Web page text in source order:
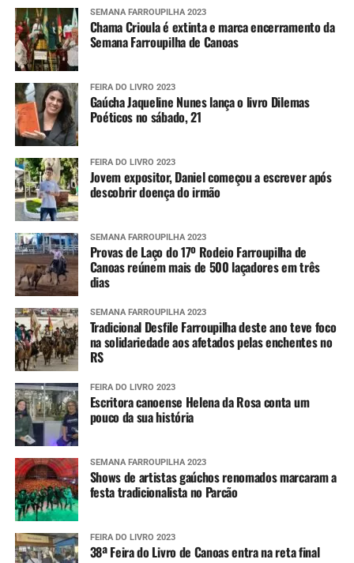
SEMANA FARROUPILHA 2023
Chama Crioula é extinta e marca encerramento da
Semana Farroupilha de Canoas
FEIRA DO LIVRO 2023
Gaúcha Jaqueline Nunes lança o livro Dilemas
Poéticos no sábado, 21
FEIRA DO LIVRO 2023
Jovem expositor, Daniel começou a escrever após
descobrir doença do irmão
SEMANA FARROUPILHA 2023
Provas de Laço do 17º Rodeio Farroupilha de
Canoas reúnem mais de 500 laçadores em três
dias
SEMANA FARROUPILHA 2023
Tradicional Desfile Farroupilha deste ano teve foco
na solidariedade aos afetados pelas enchentes no
RS
FEIRA DO LIVRO 2023
Escritora canoense Helena da Rosa conta um
pouco da sua história
SEMANA FARROUPILHA 2023
Shows de artistas gaúchos renomados marcaram a
festa tradicionalista no Parcão
FEIRA DO LIVRO 2023
38ª Feira do Livro de Canoas entra na reta final